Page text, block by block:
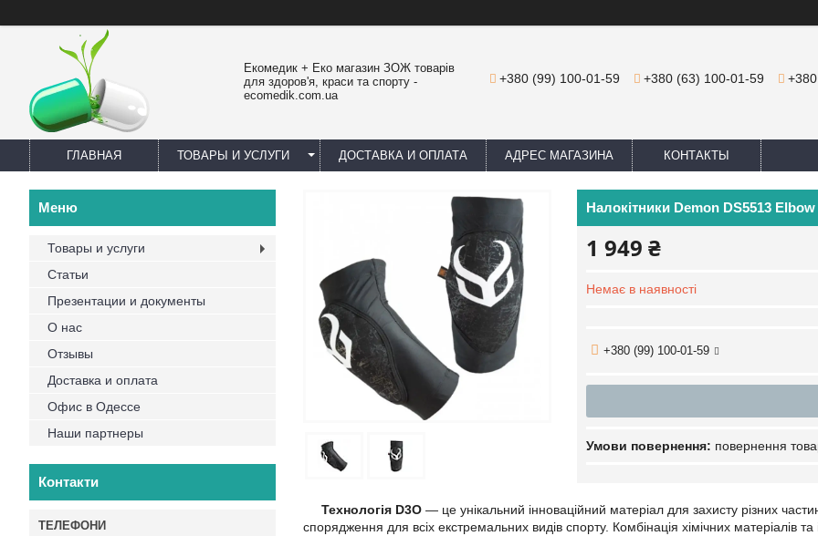
Екомедик + Еко магазин ЗОЖ товарів
для здоров'я, краси та спорту -
ecomedik.com.ua
+380 (99) 100-01-59 +380 (63) 100-01-59
ГЛАВНАЯ ТОВАРЫ И УСЛУГИ ДОСТАВКА И ОПЛАТА АДРЕС МАГАЗИНА КОНТАКТЫ
Налокітники Demon DS5513
1 949 ₴
Немає в наявності
+380 (99) 100-01-59
повернення
Технологія D3O — це унікальний інноваційний матеріал для захисту різних
спорядження для всіх екстремальних видів спорту. Комбінація хімічних матеріалів
Товары и услуги
Статьи
Презентации и документы
О нас
Отзывы
Доставка и оплата
Офис в Одессе
Наши партнеры
Контакти